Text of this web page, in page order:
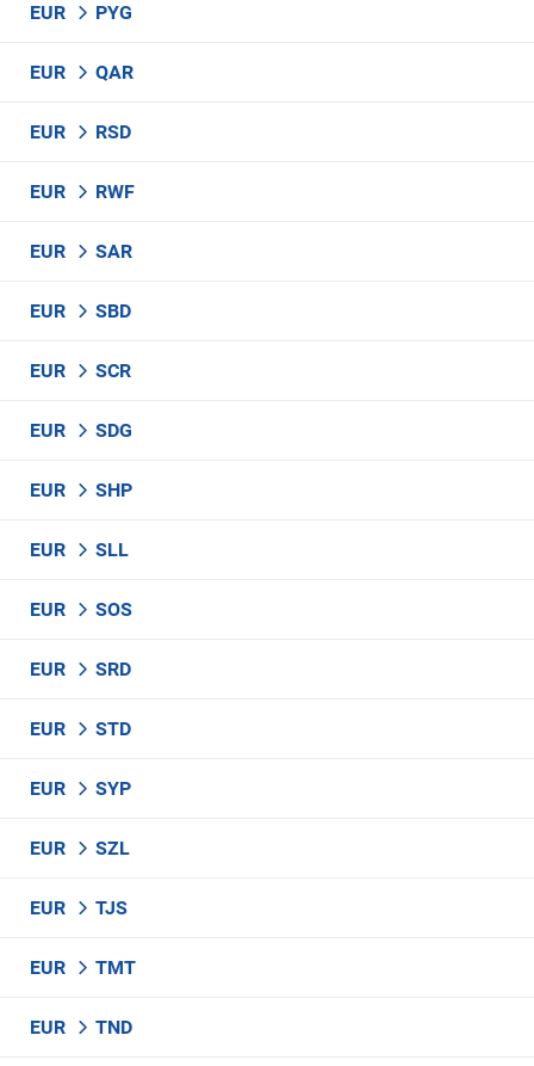
EUR PYG
EUR QAR
EUR RSD
EUR RWF
EUR SAR
EUR SBD
EUR SCR
EUR SDG
EUR SHP
EUR SLL
EUR SOS
EUR SRD
EUR STD
EUR SYP
EUR SZL
EUR TJS
EUR TMT
EUR TND